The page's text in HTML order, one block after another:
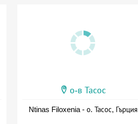
о-в Тасос
Ntinas Filoxenia - о. Тасос, Гърция